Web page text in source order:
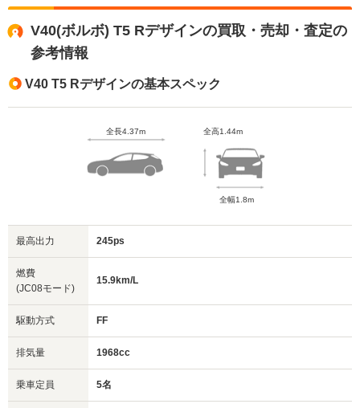
V40(ボルボ) T5 Rデザインの買取・売却・査定の
参考情報
V40 T5 Rデザインの基本スペック
全長4.37m 全高1.44m
全幅1.8m
最高出力 245ps
燃費
(JC08モード)
15.9km/L
駆動方式 FF
排気量 1968cc
乗車定員 5名